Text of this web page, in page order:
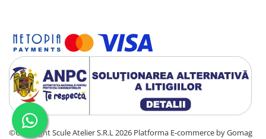
©Copyright Scule Atelier S.R.L 2026 Platforma E-commerce by Gomag